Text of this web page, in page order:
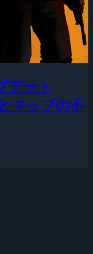
デート
マップの不